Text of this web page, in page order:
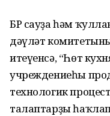
БР сауҙа һәм
дәүләт
итеүенсә, “Һөт
учреждениеһы
технологик
талаптарҙы